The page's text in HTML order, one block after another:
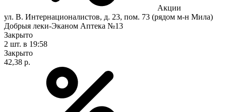
Акции
ул. В. Интернационалистов, д. 23, пом. 73 (рядом м-н Мила)
Добрыя леки-Эканом Аптека №13
Закрыто
2 шт. в 19:58
Закрыто
42,38 р.